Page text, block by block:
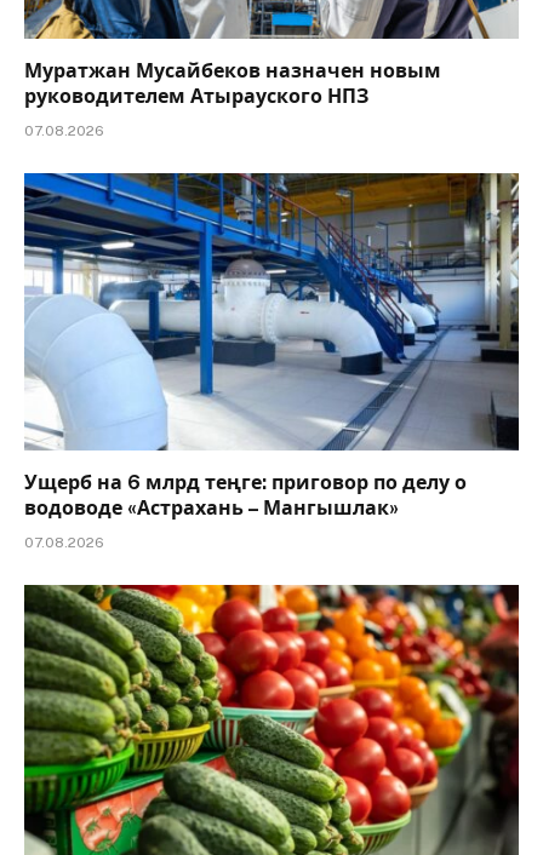
Муратжан Мусайбеков назначен новым
руководителем Атырауского НПЗ
07.08.2026
Ущерб на 6 млрд теңге: приговор по делу о
водоводе «Астрахань – Мангышлак»
07.08.2026